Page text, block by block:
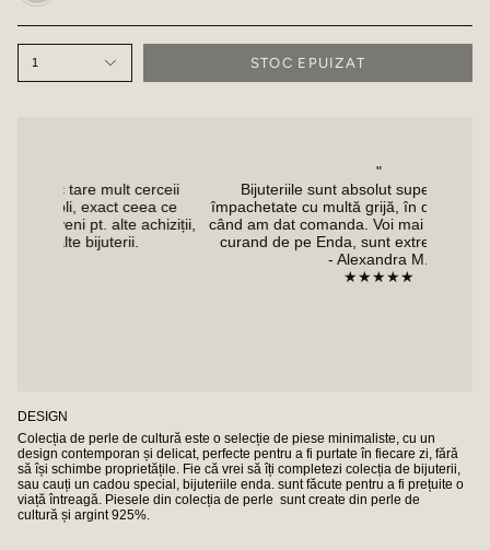
1 STOC EPUIZAT
mult cerceii
ceea ce
alte achiziții,
Bijuteriile sunt absolut superbe, au venit
împachetate cu multă grijă, în doar 48 de ore de
când am dat comanda. Voi mai achiziționa cât de
curand de pe Enda, sunt extrem de încântată!
- Alexandra M.
DESIGN
Colecția de perle de cultură este o selecție de piese minimaliste, cu un
design contemporan și delicat, perfecte pentru a fi purtate în fiecare zi, fără
să își schimbe proprietățile. Fie că vrei să îți completezi colecția de bijuterii,
sau cauți un cadou special, bijuteriile enda. sunt făcute pentru a fi prețuite o
viață întreagă. Piesele din colecția de perle sunt create din perle de
cultură și argint 925%.